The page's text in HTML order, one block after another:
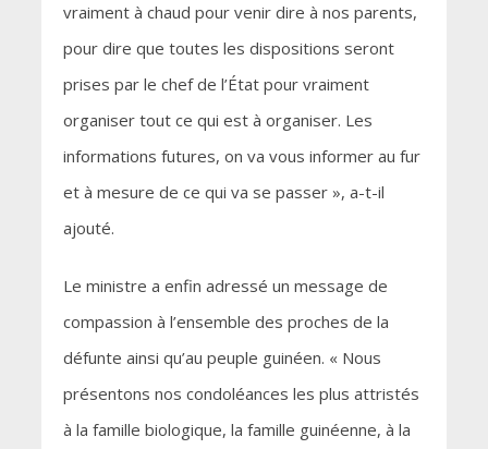
vraiment à chaud pour venir dire à nos parents,
pour dire que toutes les dispositions seront
prises par le chef de l’État pour vraiment
organiser tout ce qui est à organiser. Les
informations futures, on va vous informer au fur
et à mesure de ce qui va se passer », a-t-il
ajouté.
Le ministre a enfin adressé un message de
compassion à l’ensemble des proches de la
défunte ainsi qu’au peuple guinéen. « Nous
présentons nos condoléances les plus attristés
à la famille biologique, la famille guinéenne, à la